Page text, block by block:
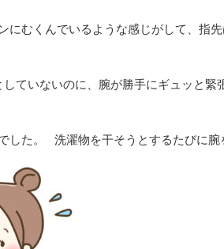
にむくんでいるような感じがして、指
していないのに、腕が勝手にギュッと
した。 洗濯物を干そうとするたびに腕